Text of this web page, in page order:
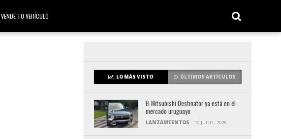
VENDÉ TU VEHÍCULO
LO MÁS VISTO ÚLTIMOS ARTÍCULOS
El Mitsubishi Destinator ya está en el
mercado uruguayo
LANZAMIENTOS 10 JULIO, 2026